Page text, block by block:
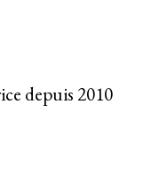
depuis 2010